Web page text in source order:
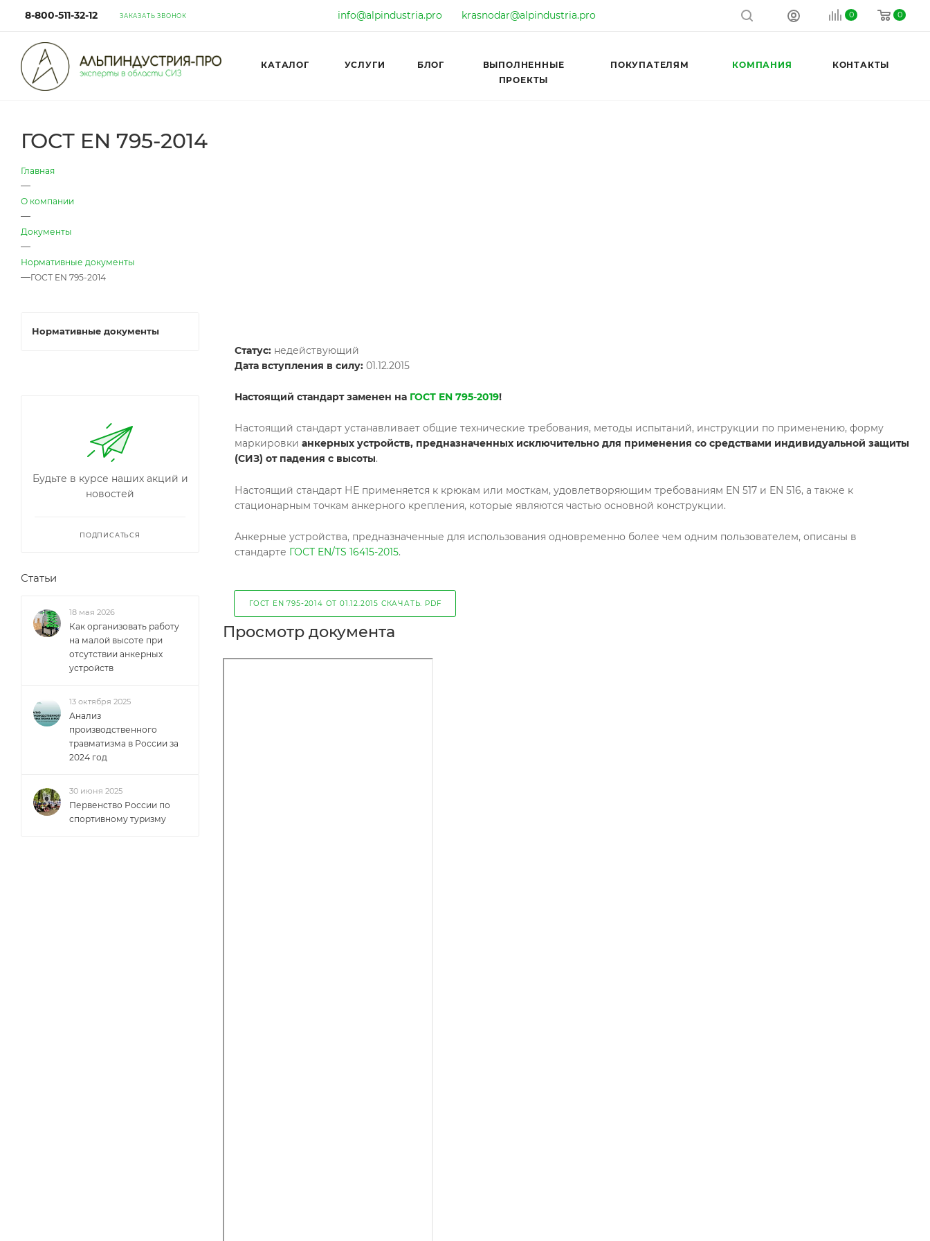
8-800-511-32-12 ЗАКАЗАТЬ ЗВОНОК info@alpindustria.pro krasnodar@alpindustria.pro 0 0
КАТАЛОГ УСЛУГИ БЛОГ
ВЫПОЛНЕННЫЕ
ПРОЕКТЫ
ПОКУПАТЕЛЯМ КОМПАНИЯ КОНТАКТЫ
ГОСТ EN 795-2014
Главная
—
О компании
—
Документы
—
Нормативные документы
—ГОСТ EN 795-2014
Статус: недействующий
Дата вступления в силу: 01.12.2015
Настоящий стандарт заменен на ГОСТ EN 795-2019!
Настоящий стандарт устанавливает общие технические требования, методы испытаний, инструкции по применению, форму
маркировки анкерных устройств, предназначенных исключительно для применения со средствами индивидуальной защиты
(СИЗ) от падения с высоты.
Настоящий стандарт НЕ применяется к крюкам или мосткам, удовлетворяющим требованиям EN 517 и EN 516, а также к
стационарным точкам анкерного крепления, которые являются частью основной конструкции.
Анкерные устройства, предназначенные для использования одновременно более чем одним пользователем, описаны в
стандарте ГОСТ EN/TS 16415-2015.
ГОСТ EN 795-2014 ОТ 01.12.2015 СКАЧАТЬ. PDF
Просмотр документа
Нормативные документы
Будьте в курсе наших акций и
новостей
ПОДПИСАТЬСЯ
Статьи
18 мая 2026
Как организовать работу
на малой высоте при
отсутствии анкерных
устройств
13 октября 2025
Анализ
производственного
травматизма в России за
2024 год
30 июня 2025
Первенство России по
спортивному туризму